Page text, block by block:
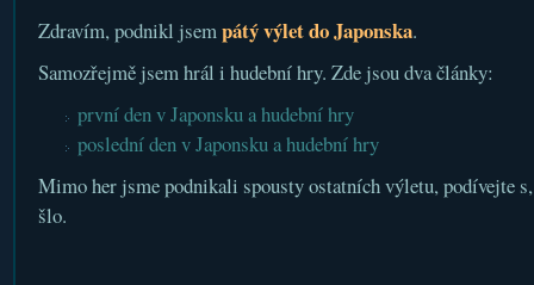
Zdravím, podnikl jsempátý výlet do Japonska.
Samozřejmě jsem hrál i hudební hry. Zde jsou dva články:
první den v Japonsku a hudební hry
poslední den v Japonsku a hudební hry
Mimo her jsme podnikali spousty ostatních výletu, podívejte
šlo.